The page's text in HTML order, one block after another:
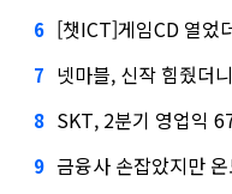
6 [챗ICT]게임CD 열었
7 넷마블, 신작 힘줬더
8 SKT, 2분기 영업익
9 금융사 손잡았지만